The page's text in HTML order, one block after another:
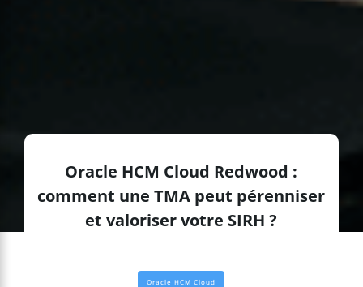
Oracle HCM Cloud Redwood :
comment une TMA peut pérenniser
et valoriser votre SIRH ?
Oracle HCM Cloud